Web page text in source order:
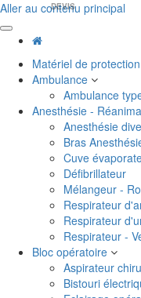
Aller au contenu principal
Matériel de
Ambulance
Ambulance
Anesthésie -
Anesthésie
Bras
Cuve
Défibrillateur
Mélangeur -
Respirateur
Respirateur
Respirateur -
Bloc opératoire
Aspirateur
Bistouri
DEVIS